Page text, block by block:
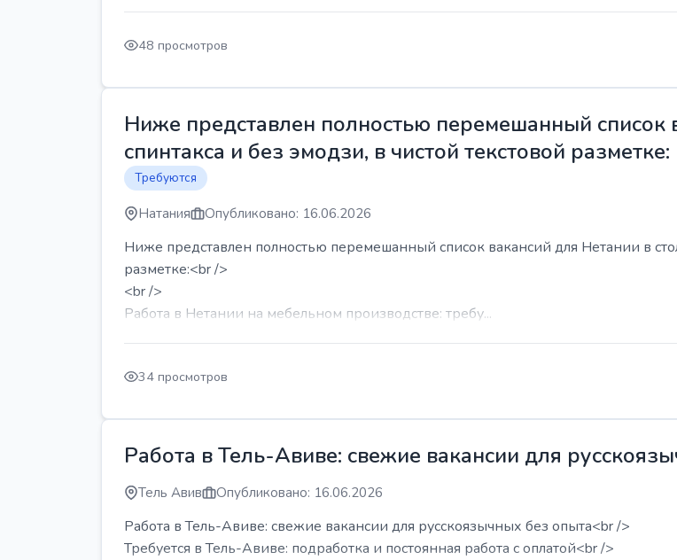
48 просмотров
Ниже представлен полностью перемешанный список
спинтакса и без эмодзи, в чистой текстовой разметке:
Требуются
Натания Опубликовано: 16.06.2026
Ниже представлен полностью перемешанный список вакансий для Нетании в
разметке:<br />
<br />
Работа в Нетании на мебельном производстве: требу...
34 просмотров
Работа в Тель-Авиве: свежие вакансии для
Тель Авив Опубликовано: 16.06.2026
Работа в Тель-Авиве: свежие вакансии для русскоязычных без опыта<br />
Требуется в Тель-Авиве: подработка и постоянная работа с оплатой<br />